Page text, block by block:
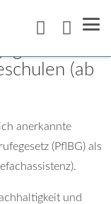
als
(ab
anerkannte
(PflBG) als
und